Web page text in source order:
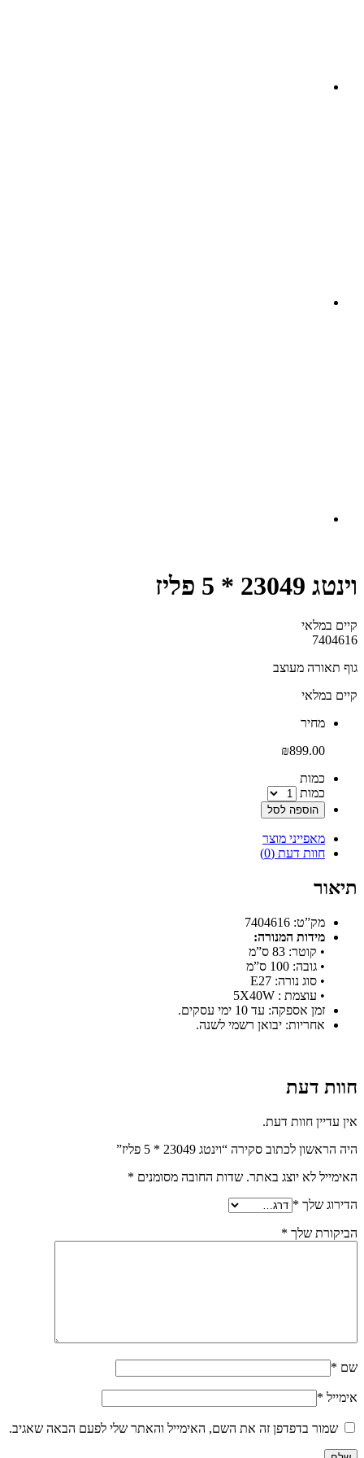
וינטג 23049 * 5 פליז
קיים במלאי‬
7404616
גוף תאורה מעוצב
קיים במלאי
‫מחיר‬
₪899.00
‫כמות‬
כמות
הוספה לסל
מאפייני מוצר
חוות דעת (0)
תיאור
מק”ט: 7404616
מידות המנורה:
• קוטר: 83 ס”מ
• גובה: 100 ס”מ
• סוג נורה: E27
• עוצמת : 5X40W
זמן אספקה: עד 10 ימי עסקים.
אחריות: יבואן רשמי לשנה.
חוות דעת
אין עדיין חוות דעת.
היה הראשון לכתוב סקירה “וינטג 23049 * 5 פליז”
האימייל לא יוצג באתר. שדות החובה מסומנים *
הדירוג שלך *
הביקורת שלך *
שם *
אימייל *
שמור בדפדפן זה את השם, האימייל והאתר שלי לפעם הבאה שאגיב.